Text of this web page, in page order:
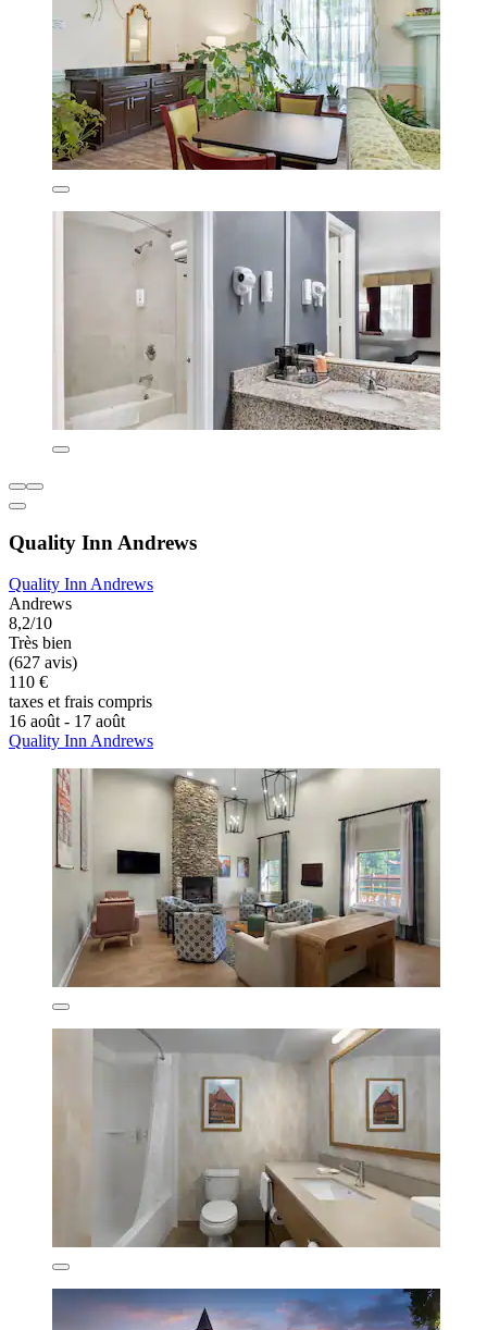
Quality Inn Andrews
Quality Inn Andrews
Andrews
8,2/10
Très bien
(627 avis)
110 €
taxes et frais compris
16 août - 17 août
Quality Inn Andrews